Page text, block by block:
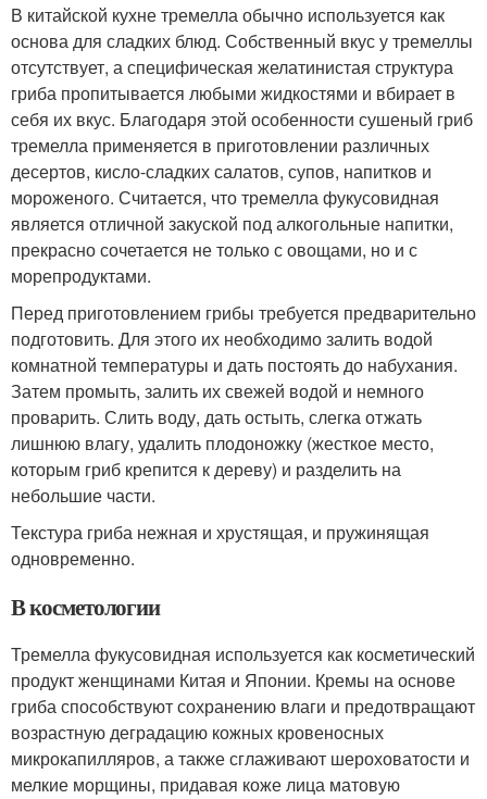
В китайской кухне тремелла обычно используется как
основа для сладких блюд. Собственный вкус у тремеллы
отсутствует, а специфическая желатинистая структура
гриба пропитывается любыми жидкостями и вбирает в
себя их вкус. Благодаря этой особенности сушеный гриб
тремелла применяется в приготовлении различных
десертов, кисло-сладких салатов, супов, напитков и
мороженого. Считается, что тремелла фукусовидная
является отличной закуской под алкогольные напитки,
прекрасно сочетается не только с овощами, но и с
морепродуктами.
Перед приготовлением грибы требуется предварительно
подготовить. Для этого их необходимо залить водой
комнатной температуры и дать постоять до набухания.
Затем промыть, залить их свежей водой и немного
проварить. Слить воду, дать остыть, слегка отжать
лишнюю влагу, удалить плодоножку (жесткое место,
которым гриб крепится к дереву) и разделить на
небольшие части.
Текстура гриба нежная и хрустящая, и пружинящая
одновременно.
В косметологии
Тремелла фукусовидная используется как косметический
продукт женщинами Китая и Японии. Кремы на основе
гриба способствуют сохранению влаги и предотвращают
возрастную деградацию кожных кровеносных
микрокапилляров, а также сглаживают шероховатости и
мелкие морщины, придавая коже лица матовую